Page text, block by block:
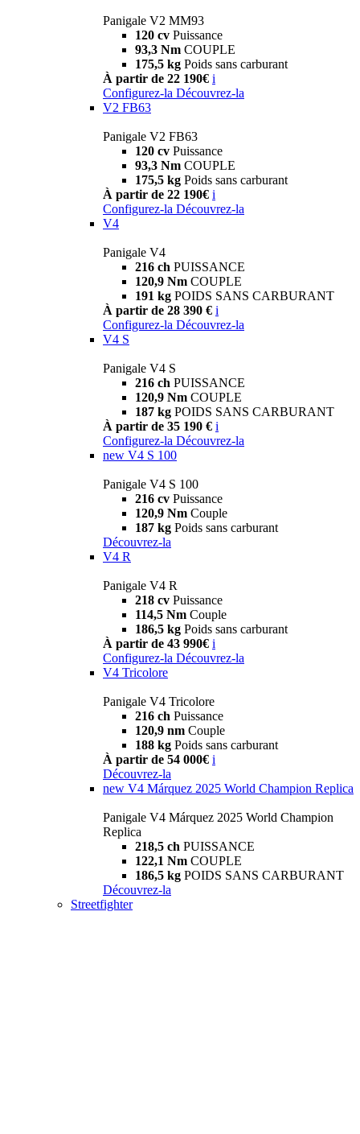
Panigale V2 MM93
120 cv Puissance
93,3 Nm COUPLE
175,5 kg Poids sans carburant
À partir de 22 190€ i
Configurez-la Découvrez-la
V2 FB63
Panigale V2 FB63
120 cv Puissance
93,3 Nm COUPLE
175,5 kg Poids sans carburant
À partir de 22 190€ i
Configurez-la Découvrez-la
V4
Panigale V4
216 ch PUISSANCE
120,9 Nm COUPLE
191 kg POIDS SANS CARBURANT
À partir de 28 390 € i
Configurez-la Découvrez-la
V4 S
Panigale V4 S
216 ch PUISSANCE
120,9 Nm COUPLE
187 kg POIDS SANS CARBURANT
À partir de 35 190 € i
Configurez-la Découvrez-la
new V4 S 100
Panigale V4 S 100
216 cv Puissance
120,9 Nm Couple
187 kg Poids sans carburant
Découvrez-la
V4 R
Panigale V4 R
218 cv Puissance
114,5 Nm Couple
186,5 kg Poids sans carburant
À partir de 43 990€ i
Configurez-la Découvrez-la
V4 Tricolore
Panigale V4 Tricolore
216 ch Puissance
120,9 nm Couple
188 kg Poids sans carburant
À partir de 54 000€ i
Découvrez-la
new V4 Márquez 2025 World Champion Replica
Panigale V4 Márquez 2025 World Champion
Replica
218,5 ch PUISSANCE
122,1 Nm COUPLE
186,5 kg POIDS SANS CARBURANT
Découvrez-la
Streetfighter